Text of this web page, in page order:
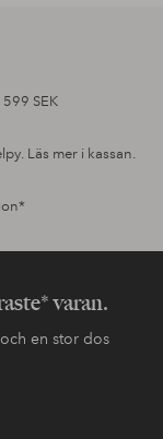
SEK
Läs mer i kassan.
varan.
en stor dos